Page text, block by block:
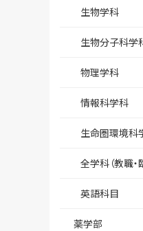
生物学科
生物分子科学
物理学科
情報科学科
生命圏環境科
全学科（教職・
英語科目
薬学部